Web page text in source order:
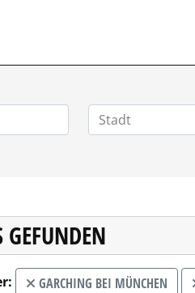
GEFUNDEN
GARCHING BEI MÜNCHEN